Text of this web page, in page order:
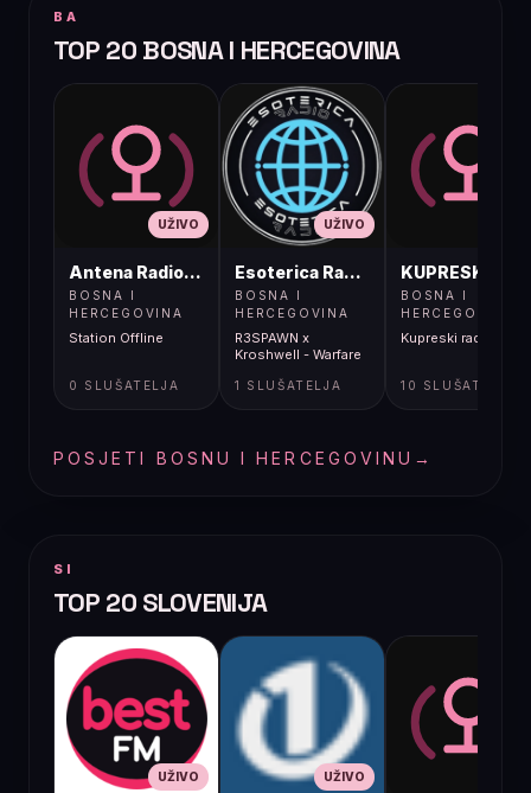
BA
TOP 20 BOSNA I HERCEGOVINA
UŽIVO
Antena Radio, Jelah Tešanj
BOSNA I
HERCEGOVINA
Station Offline
0 SLUŠATELJA
UŽIVO
Esoterica Radio S1
BOSNA I
HERCEGOVINA
R3SPAWN x
Kroshwell - Warfare
1 SLUŠATELJA
BOSNA I
HERCEGOVINA
Kupreski radio
10 SLUŠATELJA
POSJETI BOSNU I HERCEGOVINU →
SI
TOP 20 SLOVENIJA
UŽIVO UŽIVO